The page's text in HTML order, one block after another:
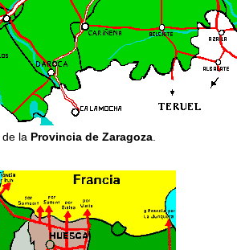
de la Provincia de Zaragoza